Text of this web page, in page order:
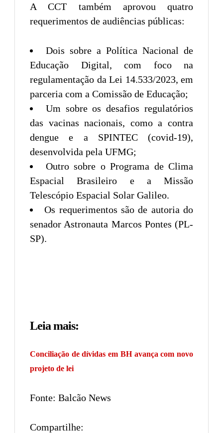
A CCT também aprovou quatro
requerimentos de audiências públicas:
Dois sobre a Política Nacional de
Educação Digital, com foco na
regulamentação da Lei 14.533/2023, em
parceria com a Comissão de Educação;
Um sobre os desafios regulatórios
das vacinas nacionais, como a contra
dengue e a SPINTEC (covid-19),
desenvolvida pela UFMG;
Outro sobre o Programa de Clima
Espacial Brasileiro e a Missão
Telescópio Espacial Solar Galileo.
Os requerimentos são de autoria do
senador Astronauta Marcos Pontes (PL-
SP).
Leia mais:
Conciliação de dívidas em BH avança com novo
projeto de lei
Fonte: Balcão News
Compartilhe: